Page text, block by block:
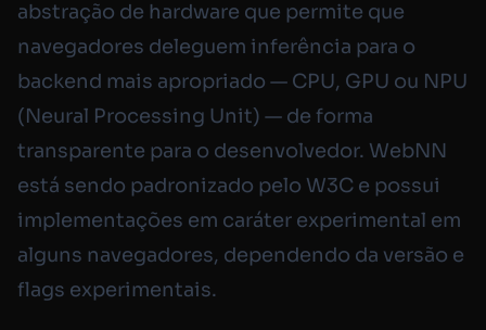
abstração de hardware que permite que
navegadores deleguem inferência para o
backend mais apropriado — CPU, GPU ou NPU
(Neural Processing Unit) — de forma
transparente para o desenvolvedor. WebNN
está sendo padronizado pelo W3C e possui
implementações em caráter experimental em
alguns navegadores, dependendo da versão e
flags experimentais.